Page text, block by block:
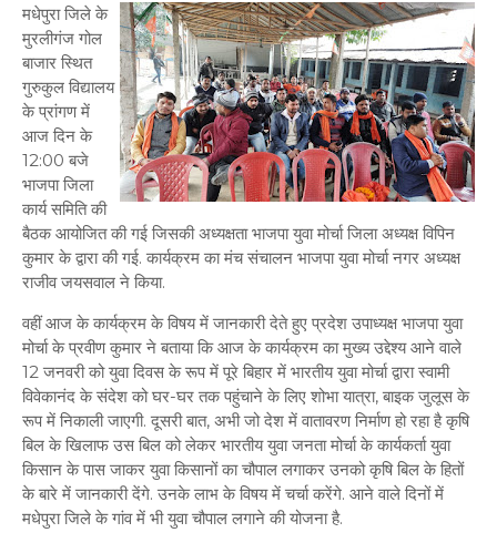
मधेपुरा जिले के
मुरलीगंज गोल
बाजार स्थित
गुरुकुल विद्यालय
के प्रांगण में
आज दिन के
12:00 बजे
भाजपा जिला
कार्य समिति की
बैठक आयोजित की गई जिसकी अध्यक्षता भाजपा युवा मोर्चा जिला अध्यक्ष विपिन
कुमार के द्वारा की गई. कार्यक्रम का मंच संचालन भाजपा युवा मोर्चा नगर अध्यक्ष
राजीव जयसवाल ने किया.
वहीं आज के कार्यक्रम के विषय में जानकारी देते हुए प्रदेश उपाध्यक्ष भाजपा युवा
मोर्चा के प्रवीण कुमार ने बताया कि आज के कार्यक्रम का मुख्य उद्देश्य आने वाले
12 जनवरी को युवा दिवस के रूप में पूरे बिहार में भारतीय युवा मोर्चा द्वारा स्वामी
विवेकानंद के संदेश को घर-घर तक पहुंचाने के लिए शोभा यात्रा, बाइक जुलूस के
रूप में निकाली जाएगी. दूसरी बात, अभी जो देश में वातावरण निर्माण हो रहा है कृषि
बिल के खिलाफ उस बिल को लेकर भारतीय युवा जनता मोर्चा के कार्यकर्ता युवा
किसान के पास जाकर युवा किसानों का चौपाल लगाकर उनको कृषि बिल के हितों
के बारे में जानकारी देंगे. उनके लाभ के विषय में चर्चा करेंगे. आने वाले दिनों में
मधेपुरा जिले के गांव में भी युवा चौपाल लगाने की योजना है.